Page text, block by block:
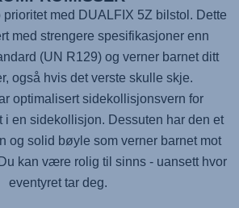
med DUALFIX 5Z bilstol. Dette
med strengere spesifikasjoner enn
(UN R129) og verner barnet ditt
også hvis det verste skulle skje.
optimalisert sidekollisjonsvern for
i en sidekollisjon. Dessuten har den et
og solid bøyle som verner barnet mot
kan være rolig til sinns - uansett hvor
eventyret tar deg.